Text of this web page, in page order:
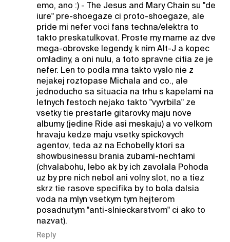
emo, ano :) - The Jesus and Mary Chain su "de
iure" pre-shoegaze ci proto-shoegaze, ale
pride mi nefer voci fans techna/elektra to
takto preskatulkovat. Proste my mame az dve
mega-obrovske legendy, k nim Alt-J a kopec
omladiny, a oni nulu, a toto spravne citia ze je
nefer. Len to podla mna takto vyslo nie z
nejakej roztopase Michala and co., ale
jednoducho sa situacia na trhu s kapelami na
letnych festoch nejako takto "vyvrbila" ze
vsetky tie prestarle gitarovky maju nove
albumy (jedine Ride asi meskaju) a vo velkom
hravaju kedze maju vsetky spickovych
agentov, teda az na Echobelly ktori sa
showbusinessu brania zubami-nechtami
(chvalabohu, lebo ak by ich zavolala Pohoda
uz by pre nich nebol ani volny slot, no a tiez
skrz tie rasove specifika by to bola dalsia
voda na mlyn vsetkym tym hejterom
posadnutym "anti-slnieckarstvom" ci ako to
nazvat).
Reply